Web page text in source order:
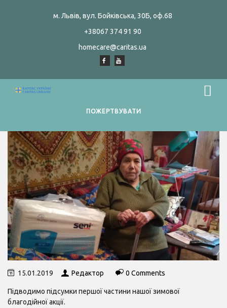
м. Львів, вул. Бойківська, 30Б, оф.68
+38067 374 91 90
homecare@caritas.ua
ПОЖЕРТВУВАТИ
15.01.2019 Редактор 0 Comments
Підводимо підсумки першої частини нашої зимової
благодійної акції.